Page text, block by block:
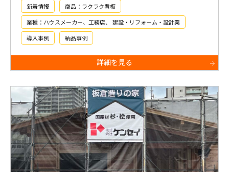
新着情報 商品：ラクラク看板
業種：ハウスメーカー、工務店、 建設・リフォーム・設計業
導入事例 納品事例
詳細を見る